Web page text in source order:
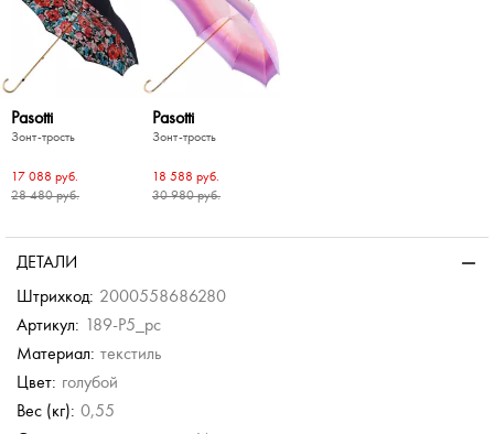
Pasotti
Зонт-трость
17 088 руб.
28 480 руб.
Pasotti
Зонт-трость
18 588 руб.
30 980 руб.
Neyrat
Зонт-трость
ДЕТАЛИ
Штрихкод: 2000558686280
Артикул: 189-P5_pc
Материал: текстиль
Цвет: голубой
Вес (кг): 0,55